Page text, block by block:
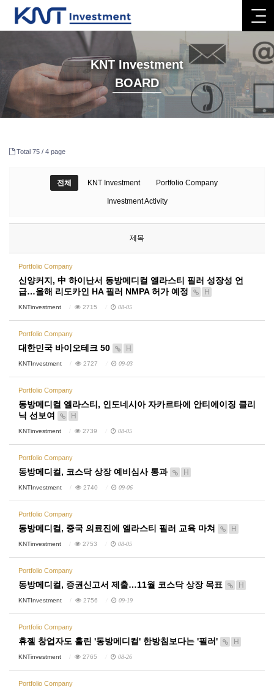
KNT Investment
BOARD
Total 75 / 4 page
전체 KNT Investment Portfolio Company
Investment Activity
제목
Portfolio Company
신양커지, 中 하이난서 동방메디컬 엘라스티 필러 성장성 언
급…올해 리도카인 HA 필러 NMPA 허가 예정
H
KNTinvestment 2715 08-05
Portfolio Company
대한민국 바이오테크 50 H
KNTInvestment 2727 09-03
Portfolio Company
동방메디컬 엘라스티, 인도네시아 자카르타에 안티에이징 클리
닉 선보여
H
KNTinvestment 2739 08-05
Portfolio Company
동방메디컬, 코스닥 상장 예비심사 통과 H
KNTInvestment 2740 09-06
Portfolio Company
동방메디컬, 중국 의료진에 엘라스티 필러 교육 마쳐 H
KNTinvestment 2753 08-05
Portfolio Company
동방메디컬, 증권신고서 제출…11월 코스닥 상장 목표 H
KNTInvestment 2756 09-19
Portfolio Company
휴젤 창업자도 홀린 '동방메디컬' 한방침보다는 '필러' H
KNTinvestment 2765 08-26
Portfolio Company